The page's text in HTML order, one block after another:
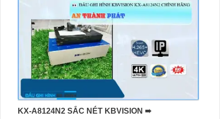
KX-A8124N2 SẮC NÉT KBVISION ➠